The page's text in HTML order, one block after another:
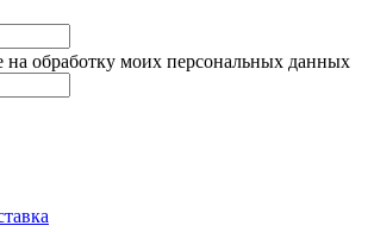
на обработку моих персональных данных